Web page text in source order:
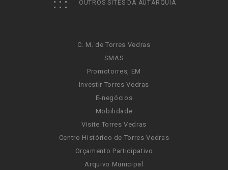
OUTROS SITES DA AUTARQUIA
C. M. de Torres Vedras
SMAS
Promotorres, EM
Investir Torres Vedras
E-negócios
Mobilidade
Visite Torres Vedras
Centro Histórico de Torres Vedras
Orçamento Participativo
Arquivo Municipal